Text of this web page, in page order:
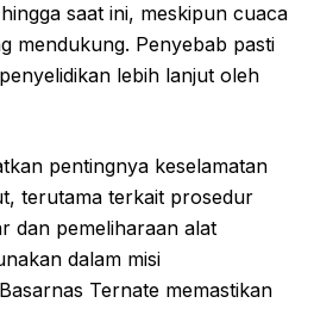
saat ini, meskipun cuaca
mendukung. Penyebab pasti
lebih lanjut oleh
pentingnya keselamatan
terutama terkait prosedur
dan pemeliharaan alat
dalam misi
Ternate memastikan